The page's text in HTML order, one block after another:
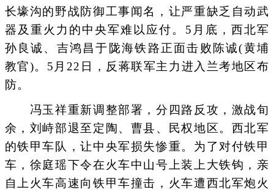
长壕沟的野战防御工事闻名，让严重缺乏自动武
器及重火力的中央军难以应付。5月底，西北军
孙良诚、吉鸿昌于陇海铁路正面击败陈诚(黄埔
教官)。5月22日，反蒋联军主力进入兰考地区布
防。
冯玉祥重新调整部署，分四路反攻，激战旬
余，刘峙部退至定陶、曹县、民权地区。西北军
的铁甲车队，让中央军损失惨重。为了对付铁甲
车，徐庭瑶下令在火车中山号上装上大铁钩，亲
自上火车高速向铁甲车撞击，火车遭西北军炮火